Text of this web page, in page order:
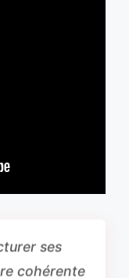
ses
cohérente